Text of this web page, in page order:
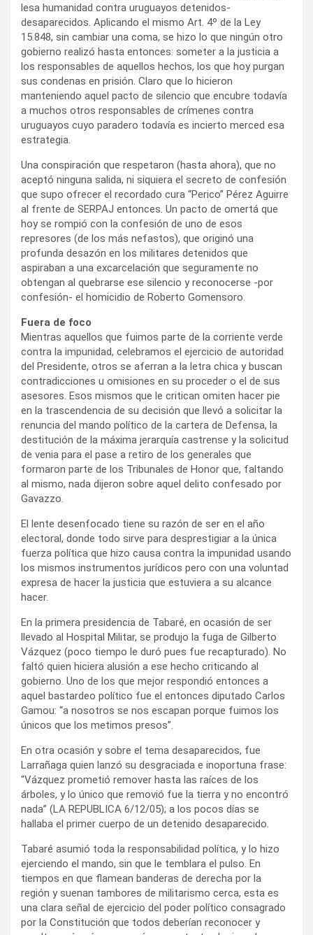
lesa humanidad contra uruguayos detenidos-
desaparecidos. Aplicando el mismo Art. 4º de la Ley
15.848, sin cambiar una coma, se hizo lo que ningún otro
gobierno realizó hasta entonces: someter a la justicia a
los responsables de aquellos hechos, los que hoy purgan
sus condenas en prisión. Claro que lo hicieron
manteniendo aquel pacto de silencio que encubre todavía
a muchos otros responsables de crímenes contra
uruguayos cuyo paradero todavía es incierto merced esa
estrategia.
Una conspiración que respetaron (hasta ahora), que no
aceptó ninguna salida, ni siquiera el secreto de confesión
que supo ofrecer el recordado cura “Perico” Pérez Aguirre
al frente de SERPAJ entonces. Un pacto de omertá que
hoy se rompió con la confesión de uno de esos
represores (de los más nefastos), que originó una
profunda desazón en los militares detenidos que
aspiraban a una excarcelación que seguramente no
obtengan al quebrarse ese silencio y reconocerse -por
confesión- el homicidio de Roberto Gomensoro.
Fuera de foco
Mientras aquellos que fuimos parte de la corriente verde
contra la impunidad, celebramos el ejercicio de autoridad
del Presidente, otros se aferran a la letra chica y buscan
contradicciones u omisiones en su proceder o el de sus
asesores. Esos mismos que le critican omiten hacer pie
en la trascendencia de su decisión que llevó a solicitar la
renuncia del mando político de la cartera de Defensa, la
destitución de la máxima jerarquía castrense y la solicitud
de venia para el pase a retiro de los generales que
formaron parte de los Tribunales de Honor que, faltando
al mismo, nada dijeron sobre aquel delito confesado por
Gavazzo.
El lente desenfocado tiene su razón de ser en el año
electoral, donde todo sirve para desprestigiar a la única
fuerza política que hizo causa contra la impunidad usando
los mismos instrumentos jurídicos pero con una voluntad
expresa de hacer la justicia que estuviera a su alcance
hacer.
En la primera presidencia de Tabaré, en ocasión de ser
llevado al Hospital Militar, se produjo la fuga de Gilberto
Vázquez (poco tiempo le duró pues fue recapturado). No
faltó quien hiciera alusión a ese hecho criticando al
gobierno. Uno de los que mejor respondió entonces a
aquel bastardeo político fue el entonces diputado Carlos
Gamou: “a nosotros se nos escapan porque fuimos los
únicos que los metimos presos”.
En otra ocasión y sobre el tema desaparecidos, fue
Larrañaga quien lanzó su desgraciada e inoportuna frase:
“Vázquez prometió remover hasta las raíces de los
árboles, y lo único que removió fue la tierra y no encontró
nada” (LA REPUBLICA 6/12/05); a los pocos días se
hallaba el primer cuerpo de un detenido desaparecido.
Tabaré asumió toda la responsabilidad política, y lo hizo
ejerciendo el mando, sin que le temblara el pulso. En
tiempos en que flamean banderas de derecha por la
región y suenan tambores de militarismo cerca, esta es
una clara señal de ejercicio del poder político consagrado
por la Constitución que todos deberían reconocer y